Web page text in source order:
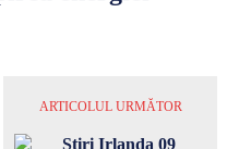
ARTICOLUL URMĂTOR